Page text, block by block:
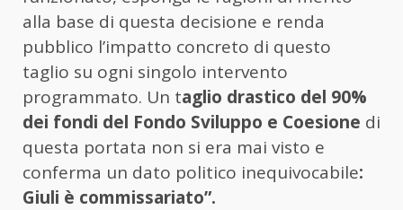
alla base di questa decisione e renda
pubblico l’impatto concreto di questo
taglio su ogni singolo intervento
programmato. Un taglio drastico del 90%
dei fondi del Fondo Sviluppo e Coesione di
questa portata non si era mai visto e
conferma un dato politico inequivocabile:
Giuli è commissariato”.